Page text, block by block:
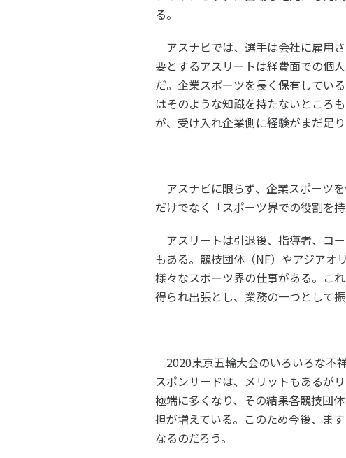
る。
アスナビでは、選手は会社に雇用
要とするアスリートは経費面での個
だ。企業スポーツを長く保有してい
はそのような知識を持たないところ
が、受け入れ企業側に経験がまだ足
アスナビに限らず、企業スポーツ
だけでなく「スポーツ界での役割を
アスリートは引退後、指導者、コ
もある。競技団体（NF）やアジアオ
様々なスポーツ界の仕事がある。こ
得られ出張とし、業務の一つとして
2020東京五輪大会のいろいろな不
スポンサードは、メリットもあるが
極端に多くなり、その結果各競技団
担が増えている。このため今後、ま
なるのだろう。